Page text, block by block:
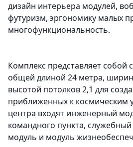
дизайн интерьера модулей,
футуризм, эргономику малых
многофункциональность.
Комплекс представляет собой
общей длиной 24 метра,
высотой потолков 2,1 для
приближенных к космическим
центра входят инженерный
командного пункта,
модуль и модуль